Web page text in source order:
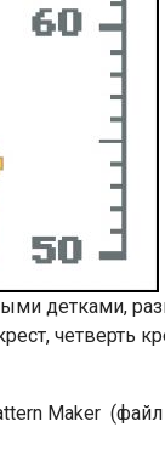
детками,
четверть
Maker